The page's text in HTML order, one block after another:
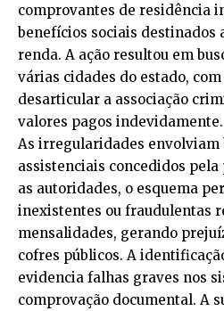
comprovantes de residência
benefícios sociais destinados
renda. A ação resultou em
várias cidades do estado,
desarticular a associação
valores pagos indevidamente.
As irregularidades envolviam
assistenciais concedidos
as autoridades, o esquema
inexistentes ou fraudulentas
mensalidades, gerando
cofres públicos. A
evidencia falhas graves nos
comprovação documental. A